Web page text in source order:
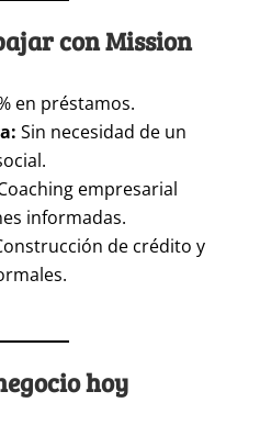
con Mission
en préstamos.
Sin necesidad de un
empresarial
informadas.
de crédito y
hoy